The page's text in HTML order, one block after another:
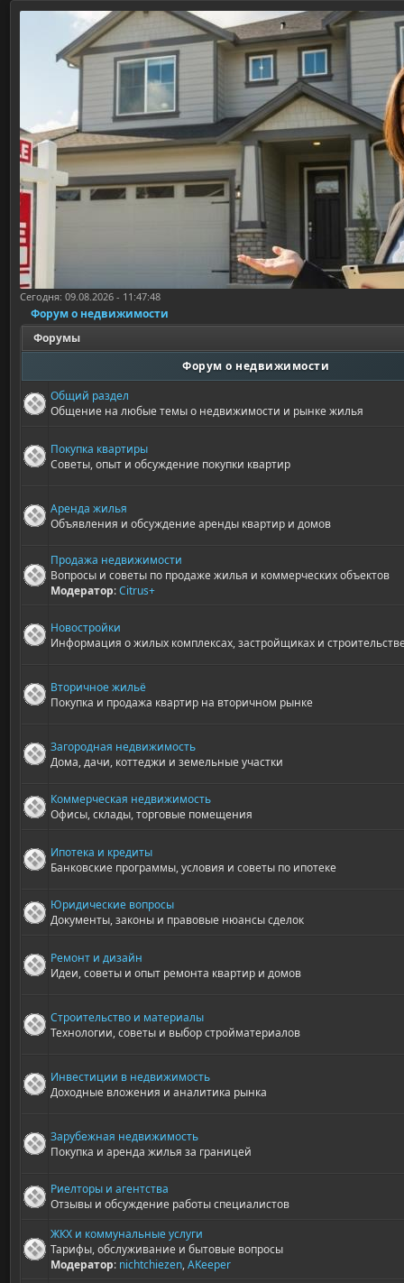
Сегодня: 09.08.2026 - 11:47:48
Форум о недвижимости
Форумы
Форум о недвижимости
Общий раздел
Общение на любые темы о недвижимости и рынке жилья
Покупка квартиры
Советы, опыт и обсуждение покупки квартир
Аренда жилья
Объявления и обсуждение аренды квартир и домов
Продажа недвижимости
Вопросы и советы по продаже жилья и коммерческих объектов
Модератор:Citrus+
Новостройки
Информация о жилых комплексах, застройщиках и
Вторичное жильё
Покупка и продажа квартир на вторичном рынке
Загородная недвижимость
Дома, дачи, коттеджи и земельные участки
Коммерческая недвижимость
Офисы, склады, торговые помещения
Ипотека и кредиты
Банковские программы, условия и советы по ипотеке
Юридические вопросы
Документы, законы и правовые нюансы сделок
Ремонт и дизайн
Идеи, советы и опыт ремонта квартир и домов
Строительство и материалы
Технологии, советы и выбор стройматериалов
Инвестиции в недвижимость
Доходные вложения и аналитика рынка
Зарубежная недвижимость
Покупка и аренда жилья за границей
Риелторы и агентства
Отзывы и обсуждение работы специалистов
ЖКХ и коммунальные услуги
Тарифы, обслуживание и бытовые вопросы
Модератор: nichtchiezen,AKeeper